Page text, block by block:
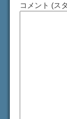
コメント (ス